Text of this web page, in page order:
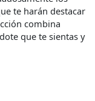
te harán destacar
combina
que te sientas y